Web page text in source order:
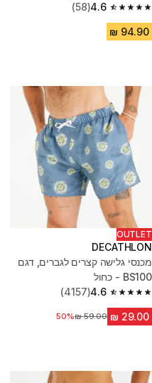
לילדים
4.6
4.6 out of 5 stars from 58 reviews
(58)
OUTLET
DECATHLON
מכנסי גלישה קצרים לגברים, דגם
BS100 - כחול
4.6
4.6 out of 5 stars from 4157 reviews
(4157)
מחיר לפני הנחה‏59.00 ₪
50%